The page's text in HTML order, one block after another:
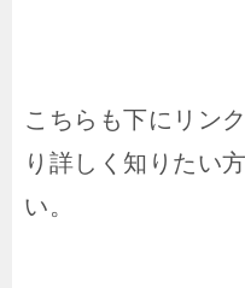
こちらも下にリン
り詳しく知りたい
い。